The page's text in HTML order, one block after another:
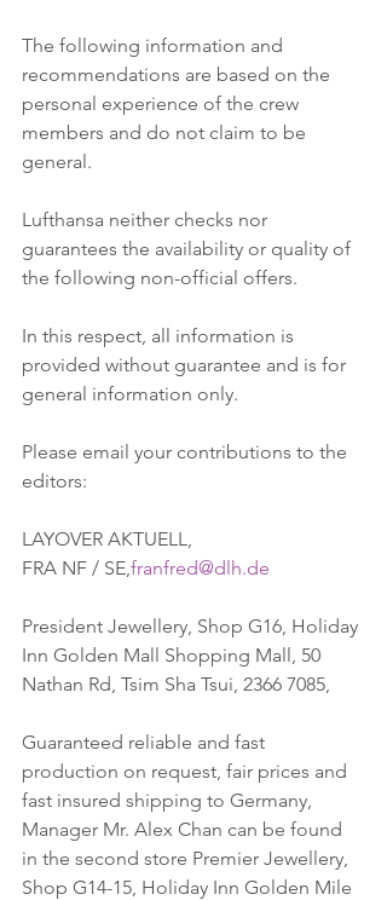
The following information and
recommendations are based on the
personal experience of the crew
members and do not claim to be
general.
Lufthansa neither checks nor
guarantees the availability or quality of
the following non-official offers.
In this respect, all information is
provided without guarantee and is for
general information only.
Please email your contributions to the
editors:
LAYOVER AKTUELL,
FRA NF / SE,franfred@dlh.de
President Jewellery, Shop G16, Holiday
Inn Golden Mall Shopping Mall, 50
Nathan Rd, Tsim Sha Tsui, 2366 7085,
Guaranteed reliable and fast
production on request, fair prices and
fast insured shipping to Germany,
Manager Mr. Alex Chan can be found
in the second store Premier Jewellery,
Shop G14-15, Holiday Inn Golden Mile